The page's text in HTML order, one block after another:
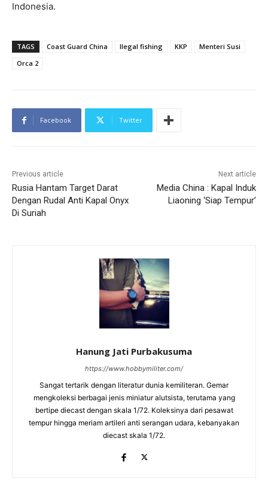
Indonesia.
TAGS Coast Guard China Ilegal fishing KKP
Menteri Susi
Orca 2
Facebook Twitter
Previous article
Rusia Hantam Target Darat
Dengan Rudal Anti Kapal Onyx
Di Suriah
Next article
Media China : Kapal Induk
Liaoning ‘Siap Tempur’
Hanung Jati Purbakusuma
https://www.hobbymiliter.com/
Sangat tertarik dengan literatur dunia kemiliteran. Gemar
mengkoleksi berbagai jenis miniatur alutsista, terutama yang
bertipe diecast dengan skala 1/72. Koleksinya dari pesawat
tempur hingga meriam artileri anti serangan udara, kebanyakan
diecast skala 1/72.